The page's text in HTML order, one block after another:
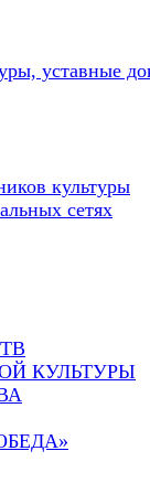
уставные
культуры
сетях
КУЛЬТУРЫ